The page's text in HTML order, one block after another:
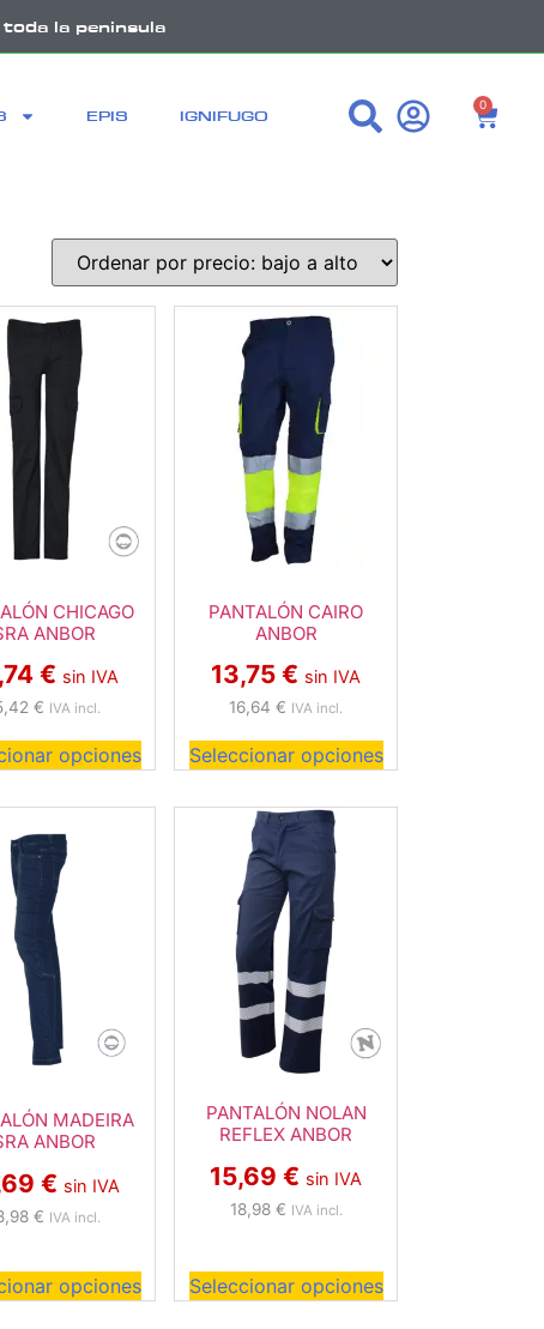
toda la peninsula
EPIS IGNIFUGO
0
CHICAGO
ANBOR
€ sin IVA
€ IVA incl.
opciones
PANTALÓN CAIRO
ANBOR
13,75€ sin IVA
16,64€ IVA incl.
Seleccionar opciones
MADEIRA
ANBOR
€ sin IVA
€ IVA incl.
opciones
PANTALÓN NOLAN
REFLEX ANBOR
15,69€ sin IVA
18,98 € IVA incl.
Seleccionar opciones